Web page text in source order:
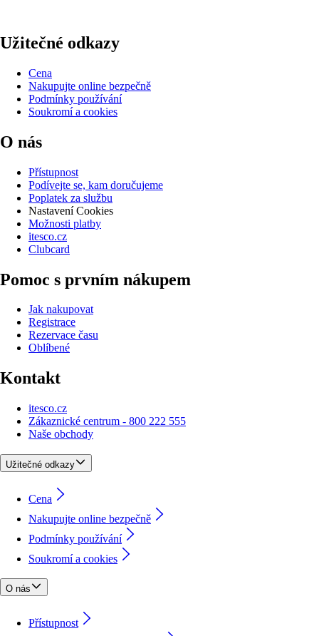
Užitečné odkazy
Cena
Nakupujte online bezpečně
Podmínky používání
Soukromí a cookies
O nás
Přístupnost
Podívejte se, kam doručujeme
Poplatek za službu
Nastavení Cookies
Možnosti platby
itesco.cz
Clubcard
Pomoc s prvním nákupem
Jak nakupovat
Registrace
Rezervace času
Oblíbené
Kontakt
itesco.cz
Zákaznické centrum - 800 222 555
Naše obchody
Užitečné odkazy
Cena
Nakupujte online bezpečně
Podmínky používání
Soukromí a cookies
O nás
Přístupnost